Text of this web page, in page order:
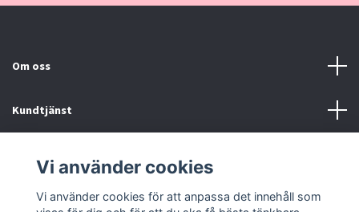
Om oss
Kundtjänst
Sociala medier
Vi använder cookies
Vi använder cookies för att anpassa det innehåll som